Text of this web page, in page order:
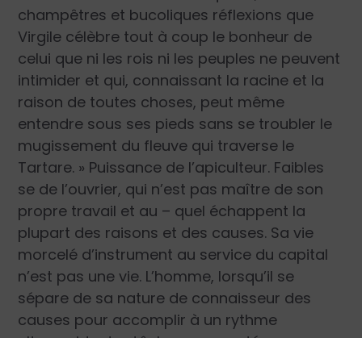
champêtres et bucoliques réflexions que
Virgile célèbre tout à coup le bonheur de
celui que ni les rois ni les peuples ne peuvent
intimider et qui, connaissant la racine et la
raison de toutes choses, peut même
entendre sous ses pieds sans se troubler le
mugissement du fleuve qui traverse le
Tartare. » Puissance de l’apiculteur. Faibles
se de l’ouvrier, qui n’est pas maître de son
propre travail et au – quel échappent la
plupart des raisons et des causes. Sa vie
morcelé d’instrument au service du capital
n’est pas une vie. L’homme, lorsqu’il se
sépare de sa nature de connaisseur des
causes pour accomplir à un rythme